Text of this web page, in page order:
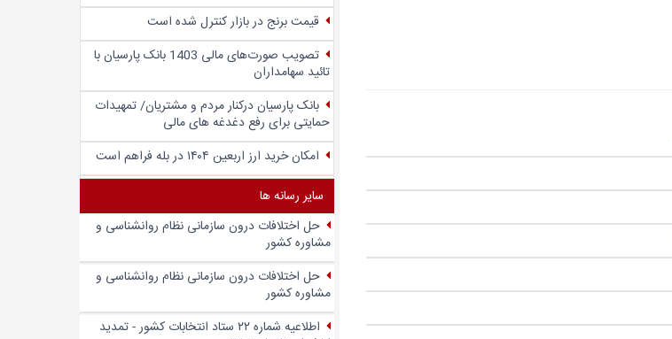
قیمت برنج در بازار کنترل شده است
تصویب صورت‌های مالی 1403 بانک پارسیان با
تائید سهامداران
بانک پارسیان درکنار مردم و مشتریان/ تمهیدات
حمایتی برای رفع دغدغه های مالی
امکان خرید ارز اربعین ۱۴۰۴ در بله فراهم است
سایر رسانه ها
حل اختلافات درون سازمانی نظام روانشناسی و
مشاوره کشور
حل اختلافات درون سازمانی نظام روانشناسی و
مشاوره کشور
اطلاعیه شماره ۲۲ ستاد انتخابات کشور - تمدید